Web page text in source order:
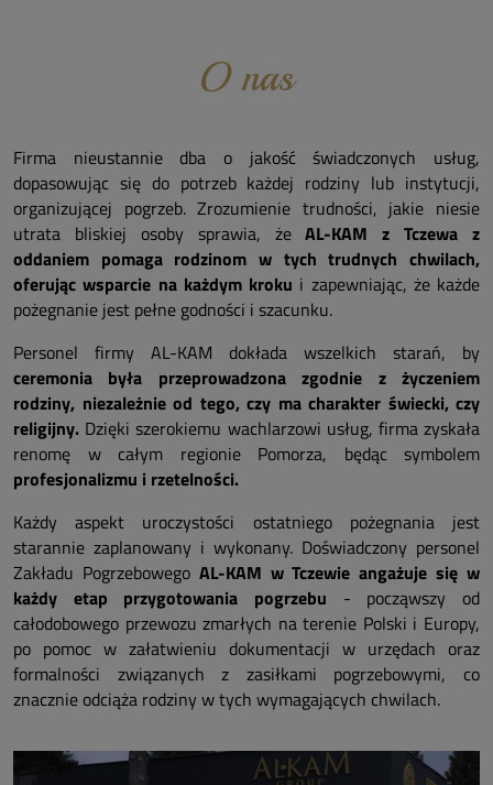
Firma nieustannie dba o jakość świadczonych usług,
dopasowując się do potrzeb każdej rodziny lub instytucji,
organizującej pogrzeb. Zrozumienie trudności, jakie niesie
utrata bliskiej osoby sprawia, żeAL-KAM z Tczewa z
oddaniem pomaga rodzinom w tych trudnych chwilach,
oferując wsparcie na każdym kroku i zapewniając, że każde
pożegnanie jest pełne godności i szacunku.
Personel firmy AL-KAM dokłada wszelkich starań, by
ceremonia była przeprowadzona zgodnie z życzeniem
rodziny, niezależnie od tego, czy ma charakter świecki, czy
religijny. Dzięki szerokiemu wachlarzowi usług, firma zyskała
renomę w całym regionie Pomorza, będąc symbolem
profesjonalizmu i rzetelności.
Każdy aspekt uroczystości ostatniego pożegnania jest
starannie zaplanowany i wykonany. Doświadczony personel
Zakładu Pogrzebowego AL-KAM w Tczewie angażuje się w
każdy etap przygotowania pogrzebu - począwszy od
całodobowego przewozu zmarłych na terenie Polski i Europy,
po pomoc w załatwieniu dokumentacji w urzędach oraz
formalności związanych z zasiłkami pogrzebowymi, co
znacznie odciąża rodziny w tych wymagających chwilach.